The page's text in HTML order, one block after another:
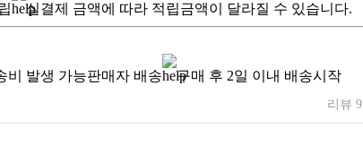
실결제 금액에 따라 적립금액이 달라질 수 있습니다.
비 발생 가능판매자 배송 구매 후 2일 이내 배송시작
리뷰 9